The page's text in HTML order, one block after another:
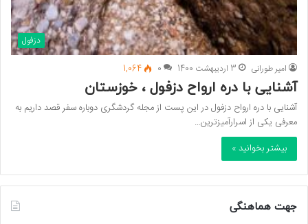
دزفول
امیر طورانی 3 اردیبهشت 1400 0
1,064
آشنایی با دره ارواح دزفول ، خوزستان
آشنایی با دره ارواح دزفول در این پست از مجله گردشگری دوباره سفر قصد داریم به
معرفی یکی از اسرارآمیزترین…
بیشتر بخوانید »
جهت هماهنگی